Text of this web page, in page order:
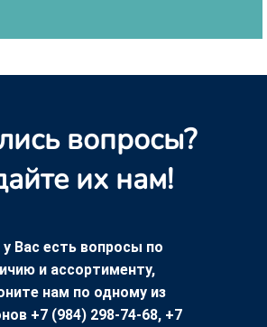
вопросы?
их нам!
у Вас есть вопросы по
и ассортименту,
нам по одному из
+7 (984) 298-74-68, +7